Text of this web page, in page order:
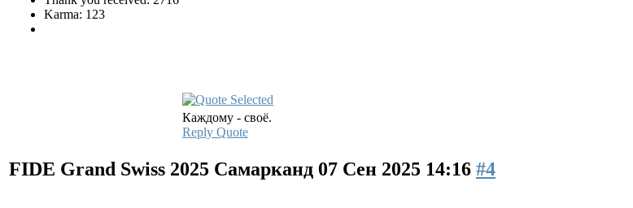
Karma: 123
Каждому - своё.
Reply Quote
FIDE Grand Swiss 2025 Самарканд 07 Сен 2025 14:16 #4